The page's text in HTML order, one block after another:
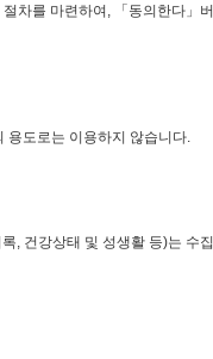
차를 마련하여, 「동의한다」
용도로는 이용하지 않습니다.
, 건강상태 및 성생활 등)는 수